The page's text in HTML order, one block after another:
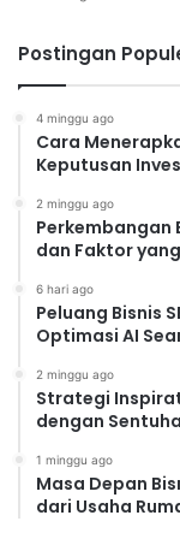
Postingan
4 minggu ago
Cara
Keputusan
2 minggu ago
Perkembangan
dan Faktor
6 hari ago
Peluang Bisnis
Optimasi AI
2 minggu ago
Strategi
dengan
1 minggu ago
Masa Depan
dari Usaha